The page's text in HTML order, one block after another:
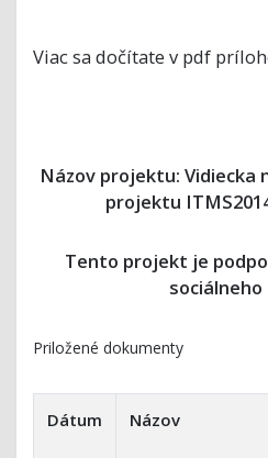
Viac sa dočítate v pdf
Názov projektu: Vidiecka
projektu
Tento projekt je
Priložené dokumenty
Dátum Názov